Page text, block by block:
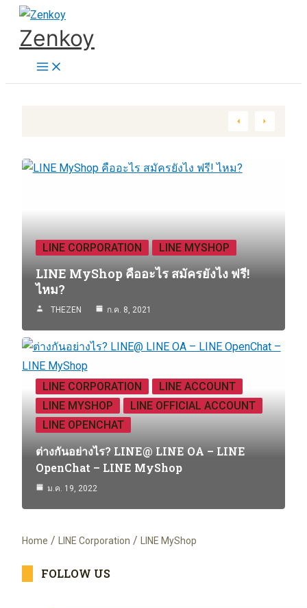
Skip
content
Zenkoy
LINE CORPORATION LINE MYSHOP
LINE MyShop คืออะไร สมัครยังไง ฟรี!
ไหม?
THEZEN ก.ค. 8, 2021
LINE CORPORATION
LINE ACCOUNT
LINE MYSHOP
LINE OFFICIAL ACCOUNT
LINE OPENCHAT
ต่างกันอย่างไร? LINE@ LINE OA – LINE
OpenChat – LINE MyShop
ม.ค. 19, 2022
Home LINE Corporation LINE MyShop
FOLLOW US